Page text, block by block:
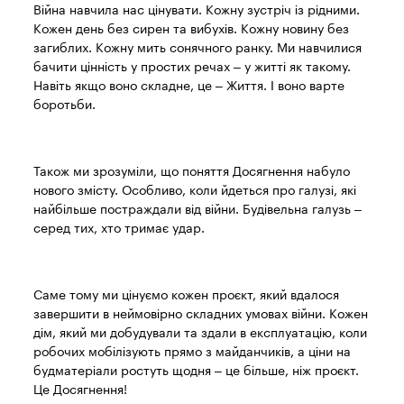
Війна навчила нас цінувати. Кожну зустріч із рідними.
Кожен день без сирен та вибухів. Кожну новину без
загиблих. Кожну мить сонячного ранку. Ми навчилися
бачити цінність у простих речах – у житті як такому.
Навіть якщо воно складне, це – Життя. І воно варте
боротьби.
Також ми зрозуміли, що поняття Досягнення набуло
нового змісту. Особливо, коли йдеться про галузі, які
найбільше постраждали від війни. Будівельна галузь –
серед тих, хто тримає удар.
Саме тому ми цінуємо кожен проєкт, який вдалося
завершити в неймовірно складних умовах війни. Кожен
дім, який ми добудували та здали в експлуатацію, коли
робочих мобілізують прямо з майданчиків, а ціни на
будматеріали ростуть щодня – це більше, ніж проєкт.
Це Досягнення!